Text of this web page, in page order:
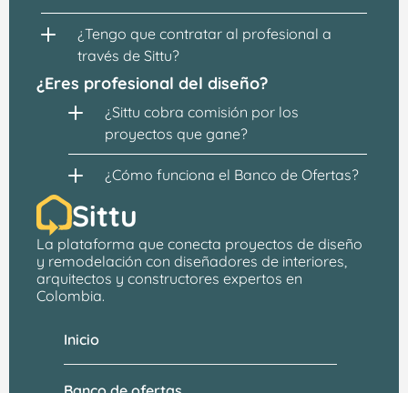
¿Tengo que contratar al profesional a
través de Sittu?
¿Eres profesional del diseño?
¿Sittu cobra comisión por los
proyectos que gane?
¿Cómo funciona el Banco de Ofertas?
Sittu
La plataforma que conecta proyectos de diseño
y remodelación con diseñadores de interiores,
arquitectos y constructores expertos en
Colombia.
Inicio